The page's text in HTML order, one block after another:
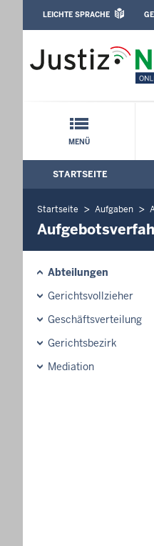
Amtsgericht
Leichte Sprache,
LEICHTE SPRACHE
MENÜ
Hauptmenü:
STARTSEITE
Startseite Aufgaben
Abteilungen
Gerichtsvollzieher
Geschäftsverteilung
Gerichtsbezirk
Mediation